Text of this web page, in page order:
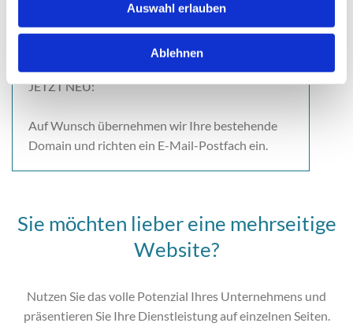
Auswahl erlauben
Ablehnen
8.Kartenmodul mit Ihrem Firmenstandort
JETZT NEU:
Auf Wunsch übernehmen wir Ihre bestehende
Domain und richten ein E-Mail-Postfach ein.
Sie möchten lieber eine mehrseitige
Website?
Nutzen Sie das volle Potenzial Ihres Unternehmens und
präsentieren Sie Ihre Dienstleistung auf einzelnen Seiten.